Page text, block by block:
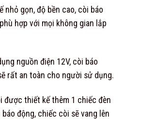
nhỏ gọn, độ bền cao, còi báo
hợp với mọi không gian lắp
nguồn điện 12V, còi báo
rất an toàn cho người sử dụng.
được thiết kế thêm 1 chiếc đèn
báo động, chiếc còi sẽ vang lên